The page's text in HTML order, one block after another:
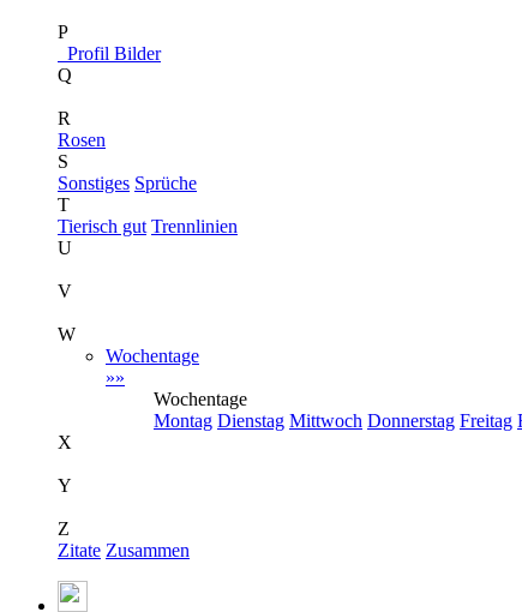
P
Profil Bilder
Q
R
Rosen
S
Sonstiges Sprüche
T
Tierisch gut Trennlinien
U
V
W
Wochentage
»»
Wochentage
Montag Dienstag Mittwoch Donnerstag Freitag
X
Y
Z
Zitate Zusammen